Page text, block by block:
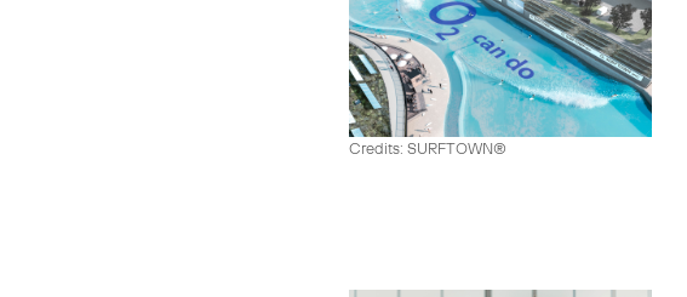
Credits: SURFTOWN®